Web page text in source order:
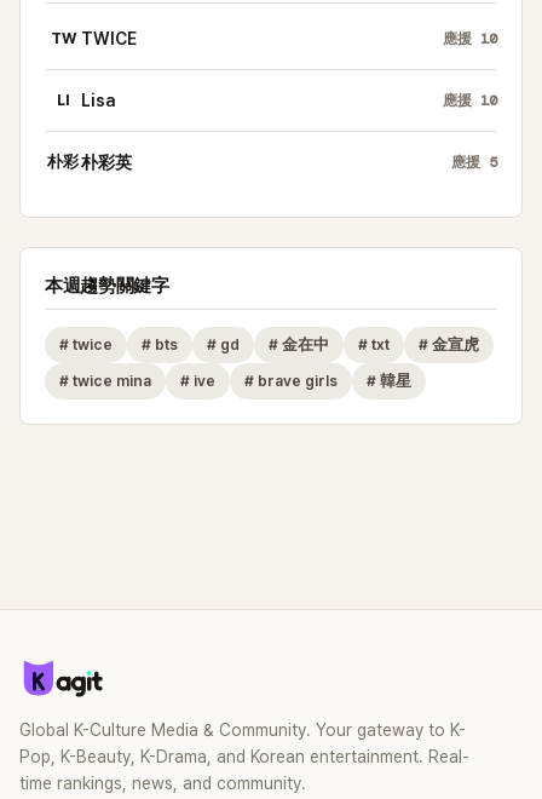
TW TWICE 應援 10
LI Lisa 應援 10
朴彩朴彩英 應援 5
本週趨勢關鍵字
# twice # bts # gd # 金在中 # txt # 金宣虎
# twice mina # ive # brave girls # 韓星
Global K-Culture Media & Community. Your gateway to K-
Pop, K-Beauty, K-Drama, and Korean entertainment. Real-
time rankings, news, and community.